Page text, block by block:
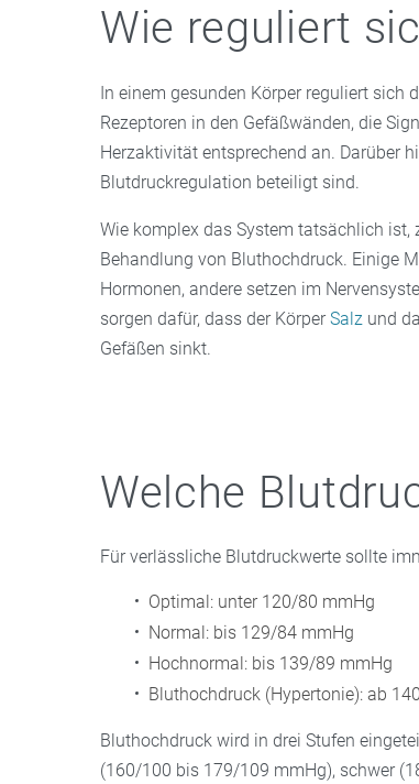
Wie reguliert
In einem gesunden Körper reguliert sich
Rezeptoren in den Gefäßwänden, die
Herzaktivität entsprechend an. Darüber
Blutdruckregulation beteiligt sind.
Wie komplex das System tatsächlich
Behandlung von Bluthochdruck. Einige
Hormonen, andere setzen im
sorgen dafür, dass der Körper Salz und
Gefäßen sinkt.
Welche
Für verlässliche Blutdruckwerte sollte
Optimal: unter 120/80 mmHg
Normal: bis 129/84 mmHg
Hochnormal: bis 139/89 mmHg
Bluthochdruck (Hypertonie): ab
Bluthochdruck wird in drei Stufen
(160/100 bis 179/109 mmHg), schwer